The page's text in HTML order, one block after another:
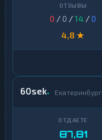
0 / 0 /14 /0
4,8 ★
60sek Екатеринбург
87,81